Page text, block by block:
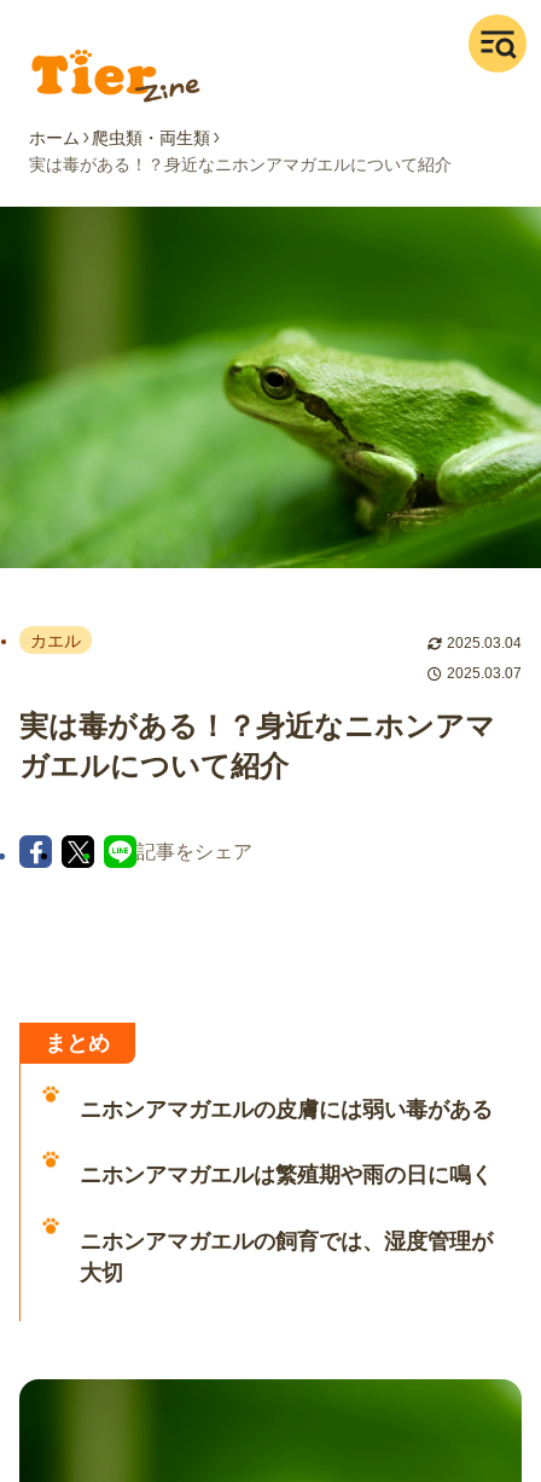
ホーム
爬虫類・両生類
実は毒がある！？身近なニホンアマガエルについて紹介
カエル
2025.03.04
2025.03.07
実は毒がある！？身近なニホンアマ
ガエルについて紹介
記事をシェア
まとめ
ニホンアマガエルの皮膚には弱い毒がある
ニホンアマガエルは繁殖期や雨の日に鳴く
ニホンアマガエルの飼育では、湿度管理が
大切